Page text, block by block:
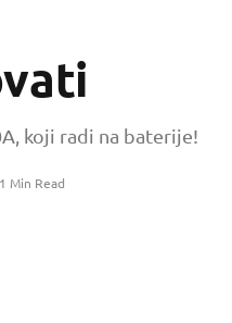
koji radi na baterije!
1 Min Read